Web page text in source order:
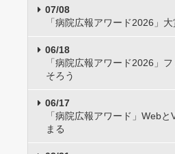
07/08
「病院広報アワード2026」
06/18
「病院広報アワード2026」
そろう
06/17
「病院広報アワード」Web
まる